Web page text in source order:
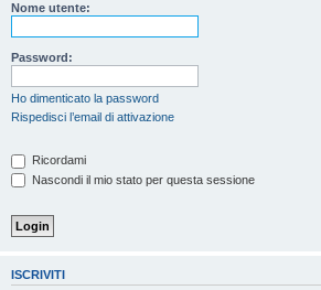
Nome utente:
Password:
Ho dimenticato la password
Rispedisci l’email di attivazione
Ricordami
Nascondi il mio stato per questa sessione
ISCRIVITI